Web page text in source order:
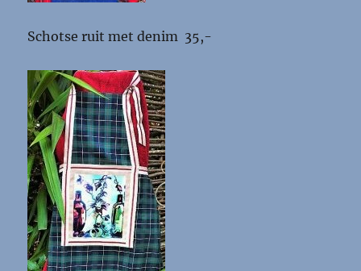
Schotse ruit met denim 35,-